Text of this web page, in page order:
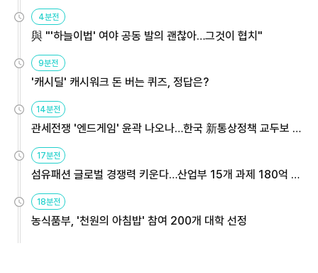
4분전
與 "'하늘이법' 여야 공동 발의 괜찮아…그것이 협치"
9분전
'캐시딜' 캐시워크 돈 버는 퀴즈, 정답은?
14분전
관세전쟁 '엔드게임' 윤곽 나오나…한국 新통상정책 교두보 활
17분전
섬유패션 글로벌 경쟁력 키운다…산업부 15개 과제 180억 지
18분전
농식품부, '천원의 아침밥' 참여 200개 대학 선정